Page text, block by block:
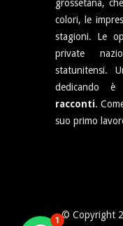
grossetana,
colori, le
stagioni. Le
private
statunitensi.
dedicando
racconti.
suo primo
© Copyright
1